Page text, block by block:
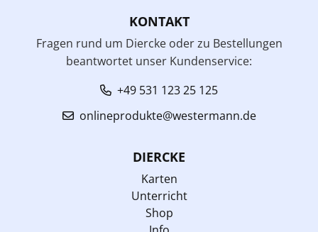
KONTAKT
Fragen rund um Diercke oder zu Bestellungen
beantwortet unser Kundenservice:
+49 531 123 25 125
onlineprodukte@westermann.de
DIERCKE
Karten
Unterricht
Shop